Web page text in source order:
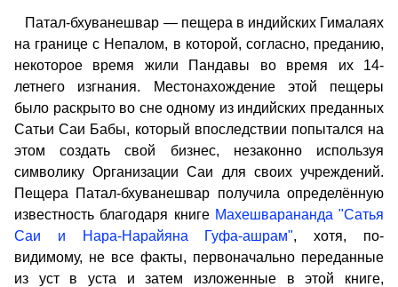
Патал-бхуванешвар — пещера в индийских Гималаях
на границе с Непалом, в которой, согласно, преданию,
некоторое время жили Пандавы во время их 14-
летнего изгнания. Местонахождение этой пещеры
было раскрыто во сне одному из индийских преданных
Сатьи Саи Бабы, который впоследствии попытался на
этом создать свой бизнес, незаконно используя
символику Организации Саи для своих учреждений.
Пещера Патал-бхуванешвар получила определённую
известность благодаря книге Махешварананда "Сатья
Саи и Нара-Нарайяна Гуфа-ашрам", хотя, по-
видимому, не все факты, первоначально переданные
из уст в уста и затем изложенные в этой книге,